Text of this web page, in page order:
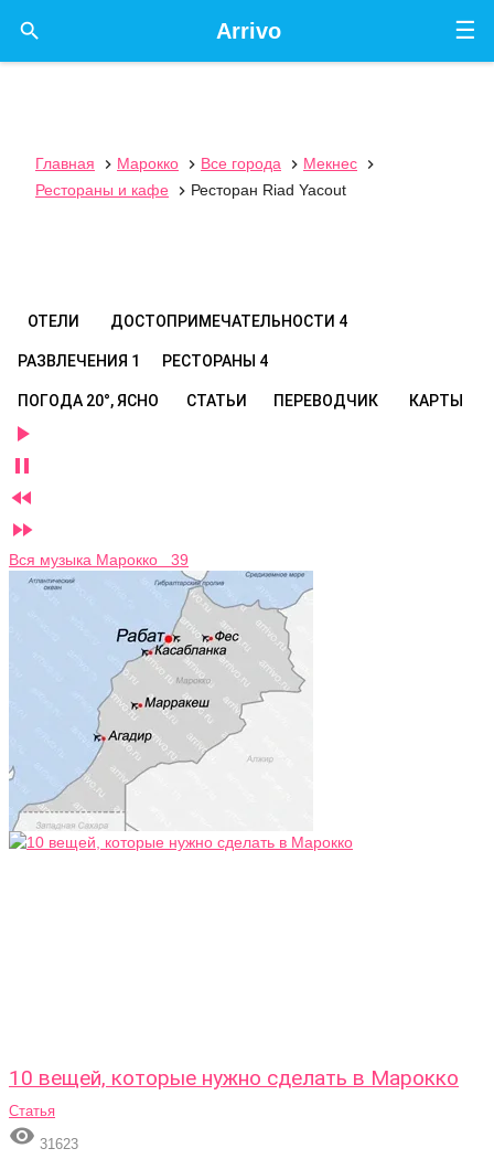
☰
Arrivo

Главная  Марокко  Все города  Мекнес

Рестораны и кафе
 Ресторан Riad Yacout
ОТЕЛИ ДОСТОПРИМЕЧАТЕЛЬНОСТИ 4
РАЗВЛЕЧЕНИЯ 1 РЕСТОРАНЫ 4
ПОГОДА 20°, ЯСНО СТАТЬИ ПЕРЕВОДЧИК КАРТЫ




Вся музыка Марокко 39
10 вещей, которые нужно сделать в Марокко
Статья
 31623